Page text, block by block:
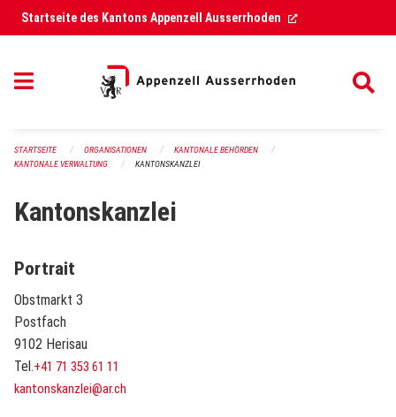
Navigation überspringen
Startseite des Kantons Appenzell Ausserrhoden (External Link)
STARTSEITE ORGANISATIONEN
KANTONALE BEHÖRDEN
KANTONALE VERWALTUNG
KANTONSKANZLEI
Kantonskanzlei
Portrait
Obstmarkt 3
Postfach
9102 Herisau
Tel.+41 71 353 61 11
kantonskanzlei@ar.ch